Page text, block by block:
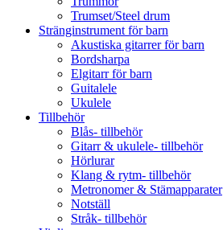
Trumset/Steel drum
Stränginstrument för barn
Akustiska gitarrer för barn
Bordsharpa
Elgitarr för barn
Guitalele
Ukulele
Tillbehör
Blås- tillbehör
Gitarr & ukulele- tillbehör
Hörlurar
Klang & rytm- tillbehör
Metronomer & Stämapparater
Notställ
Stråk- tillbehör